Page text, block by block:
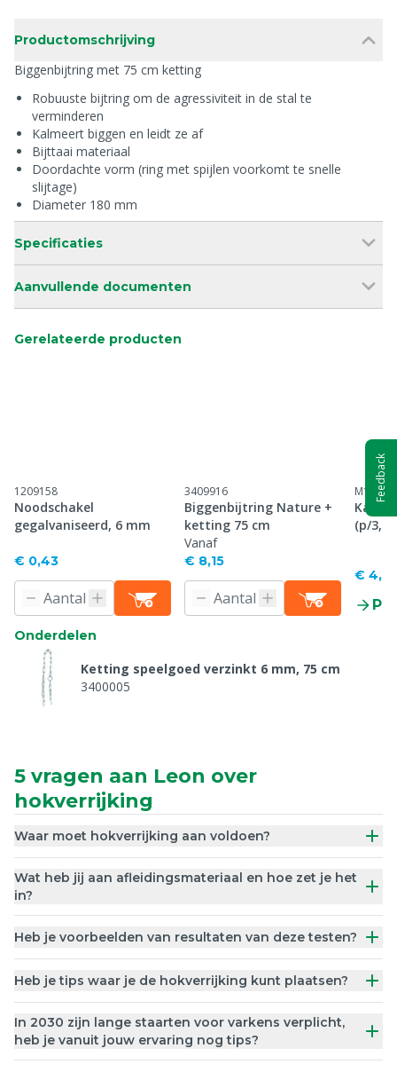
Productomschrijving
Biggenbijtring met 75 cm ketting
Robuuste bijtring om de agressiviteit in de stal te
verminderen
Kalmeert biggen en leidt ze af
Bijttaai materiaal
Doordachte vorm (ring met spijlen voorkomt te snelle
slijtage)
Diameter 180 mm
Specificaties
Aanvullende documenten
Gerelateerde producten
1209158
Noodschakel
gegalvaniseerd, 6 mm
€ 0,43
3409916
Biggenbijtring Nature +
ketting 75 cm
Vanaf
€ 8,15
(p/3,
€
Onderdelen
Ketting speelgoed verzinkt 6 mm, 75 cm
3400005
5 vragen aan Leon over
hokverrijking
Waar moet hokverrijking aan voldoen?
Wat heb jij aan afleidingsmateriaal en hoe zet je het
in?
Heb je voorbeelden van resultaten van deze testen?
Heb je tips waar je de hokverrijking kunt plaatsen?
In 2030 zijn lange staarten voor varkens verplicht,
heb je vanuit jouw ervaring nog tips?
Feedback